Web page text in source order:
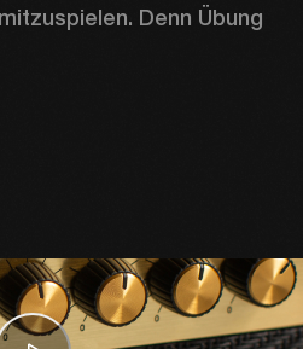
Denn Übung